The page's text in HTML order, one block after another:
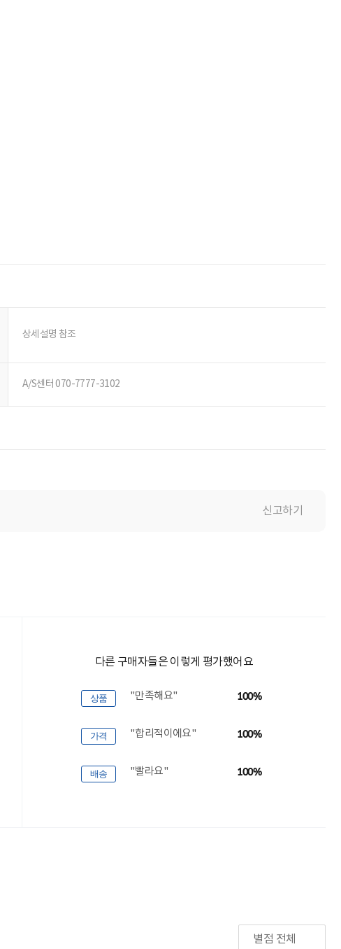
상세설명 참조
A/S센터 070-7777-3102
신고하기
다른 구매자들은 이렇게 평가했어요
상품 "만족해요" 100%
가격 "합리적이에요" 100%
배송 "빨라요" 100%
별점 전체